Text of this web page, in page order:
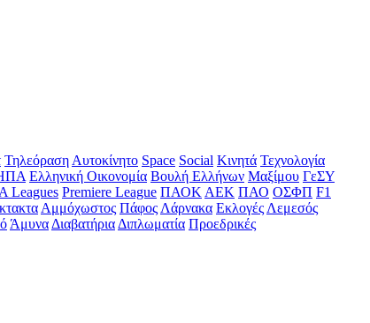
Τηλεόραση Αυτοκίνητο Space Social Κινητά Τεχνολογία
Ελληνική Οικονομία Βουλή Ελλήνων Μαξίμου ΓεΣΥ
Leagues Premiere League ΠΑΟΚ ΑΕΚ ΠΑΟ ΟΣΦΠ F1
Αμμόχωστος Πάφος Λάρνακα Εκλογές Λεμεσός
Άμυνα Διαβατήρια Διπλωματία Προεδρικές